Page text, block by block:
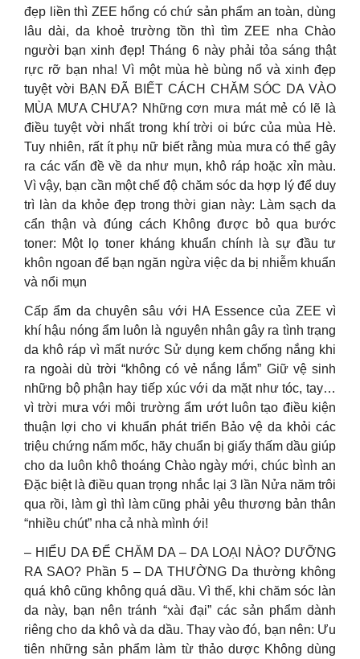
đẹp liền thì ZEE hổng có chứ sản phẩm an toàn, dùng
lâu dài, da khoẻ trường tồn thì tìm ZEE nha Chào
người bạn xinh đẹp! Tháng 6 này phải tỏa sáng thật
rực rỡ bạn nha! Vì một mùa hè bùng nổ và xinh đẹp
tuyệt vời BẠN ĐÃ BIẾT CÁCH CHĂM SÓC DA VÀO
MÙA MƯA CHƯA? Những cơn mưa mát mẻ có lẽ là
điều tuyệt vời nhất trong khí trời oi bức của mùa Hè.
Tuy nhiên, rất ít phụ nữ biết rằng mùa mưa có thể gây
ra các vấn đề về da như mụn, khô ráp hoặc xỉn màu.
Vì vậy, bạn cần một chế độ chăm sóc da hợp lý để duy
trì làn da khỏe đẹp trong thời gian này: Làm sạch da
cẩn thận và đúng cách Không được bỏ qua bước
toner: Một lọ toner kháng khuẩn chính là sự đầu tư
khôn ngoan để bạn ngăn ngừa việc da bị nhiễm khuẩn
và nổi mụn
Cấp ẩm da chuyên sâu với HA Essence của ZEE vì
khí hậu nóng ẩm luôn là nguyên nhân gây ra tình trạng
da khô ráp vì mất nước Sử dụng kem chống nắng khi
ra ngoài dù trời “không có vẻ nắng lắm” Giữ vệ sinh
những bộ phận hay tiếp xúc với da mặt như tóc, tay…
vì trời mưa với môi trường ẩm ướt luôn tạo điều kiện
thuận lợi cho vi khuẩn phát triển Bảo vệ da khỏi các
triệu chứng nấm mốc, hãy chuẩn bị giấy thấm dầu giúp
cho da luôn khô thoáng Chào ngày mới, chúc bình an
Đặc biệt là điều quan trọng nhắc lại 3 lần Nửa năm trôi
qua rồi, làm gì thì làm cũng phải yêu thương bản thân
“nhiều chút” nha cả nhà mình ới!
– HIỂU DA ĐỂ CHĂM DA – DA LOẠI NÀO? DƯỠNG
RA SAO? Phần 5 – DA THƯỜNG Da thường không
quá khô cũng không quá dầu. Vì thế, khi chăm sóc làn
da này, bạn nên tránh “xài đại” các sản phẩm dành
riêng cho da khô và da dầu. Thay vào đó, bạn nên: Ưu
tiên những sản phẩm làm từ thảo dược Không dùng